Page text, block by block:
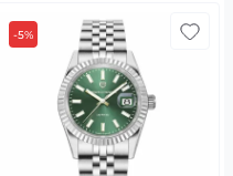
-5%